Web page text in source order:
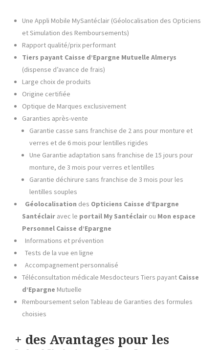
Une Appli Mobile MySantéclair (Géolocalisation des Opticiens
et Simulation des Remboursements)
Rapport qualité/prix performant
Tiers payant Caisse d’Epargne Mutuelle Almerys
(dispense d’avance de frais)
Large choix de produits
Origine certifiée
Optique de Marques exclusivement
Garanties après-vente
Garantie casse sans franchise de 2 ans pour monture et
verres et de 6 mois pour lentilles rigides
Une Garantie adaptation sans franchise de 15 jours pour
monture, de 3 mois pour verres et lentilles
Garantie déchirure sans franchise de 3 mois pour les
lentilles souples
Géolocalisation des Opticiens Caisse d’Epargne
Santéclair avec le portail My Santéclair ou Mon espace
Personnel Caisse d’Epargne
Informations et prévention
Tests de la vue en ligne
Accompagnement personnalisé
Téléconsultation médicale Mesdocteurs Tiers payant Caisse
d’Epargne Mutuelle
Remboursement selon Tableau de Garanties des formules
choisies
+ des Avantages pour les